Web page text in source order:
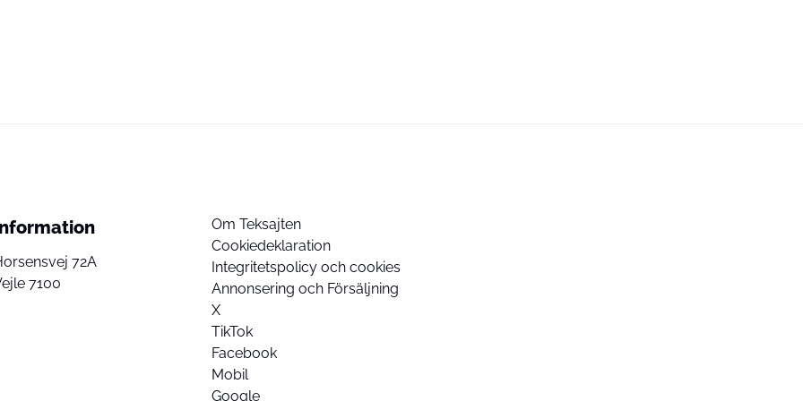
72A
7100
Om Teksajten
Cookiedeklaration
Integritetspolicy och cookies
Annonsering och Försäljning
X
TikTok
Facebook
Mobil
Google